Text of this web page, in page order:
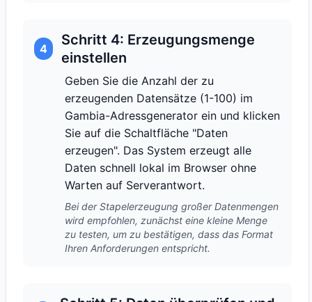
4
Schritt 4: Erzeugungsmenge
einstellen
Geben Sie die Anzahl der zu
erzeugenden Datensätze (1-100) im
Gambia-Adressgenerator ein und klicken
Sie auf die Schaltfläche "Daten
erzeugen". Das System erzeugt alle
Daten schnell lokal im Browser ohne
Warten auf Serverantwort.
Bei der Stapelerzeugung großer Datenmengen
wird empfohlen, zunächst eine kleine Menge
zu testen, um zu bestätigen, dass das Format
Ihren Anforderungen entspricht.